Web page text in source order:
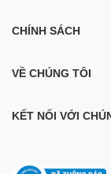
CHÍNH SÁCH
VỀ CHÚNG TÔI
KẾT NỐI VỚI